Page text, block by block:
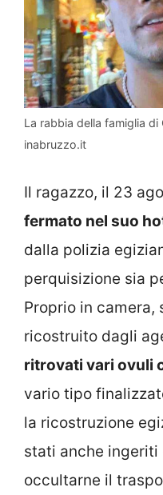
La rabbia della famiglia
inabruzzo.it
Il ragazzo, il 23
fermato nel suo
dalla polizia
perquisizione sia
Proprio in camera,
ricostruito dagli
ritrovati vari ovuli
vario tipo
la ricostruzione
stati anche ingeriti
occultarne il